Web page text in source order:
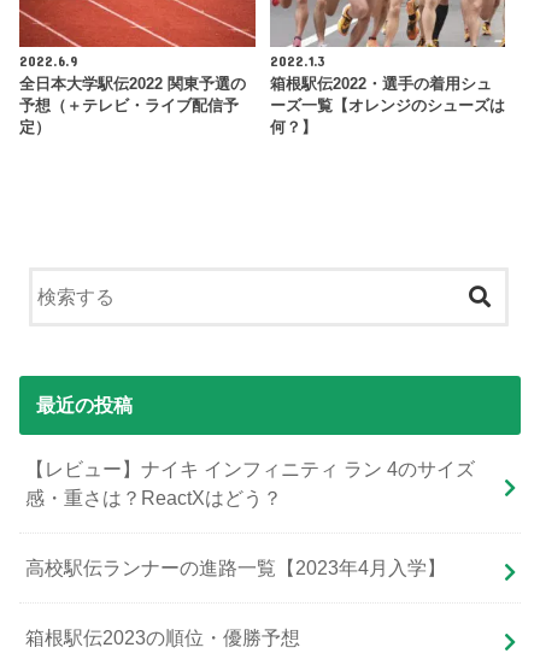
2022.6.9
全日本大学駅伝2022 関東予選の
予想（＋テレビ・ライブ配信予
定）
2022.1.3
箱根駅伝2022・選手の着用シュ
ーズ一覧【オレンジのシューズは
何？】
最近の投稿
【レビュー】ナイキ インフィニティ ラン 4のサイズ
感・重さは？ReactXはどう？
高校駅伝ランナーの進路一覧【2023年4月入学】
箱根駅伝2023の順位・優勝予想